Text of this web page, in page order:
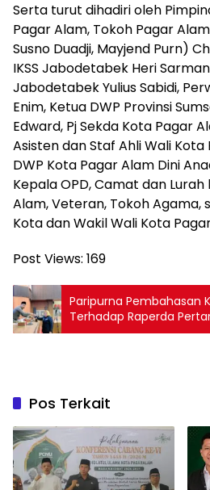
Serta turut dihadiri oleh
Pagar Alam, Tokoh Pagar
Susno Duadji, Mayjend Purn)
IKSS Jabodetabek Heri
Jabodetabek Yulius Sabidi,
Enim, Ketua DWP Provinsi
Edward, Pj Sekda Kota Pagar
Asisten dan Staf Ahli Wali
DWP Kota Pagar Alam Dini
Kepala OPD, Camat dan
Alam, Veteran, Tokoh Agama,
Kota dan Wakil Wali Kota
Post Views: 169
Paripurna Pembahasan
Terhadap Raperda
Pelaksanaan APBD 2024
Pos Terkait